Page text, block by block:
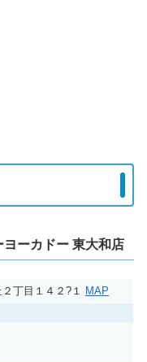
ーカドー 東大和店
丁目１４２?１ MAP